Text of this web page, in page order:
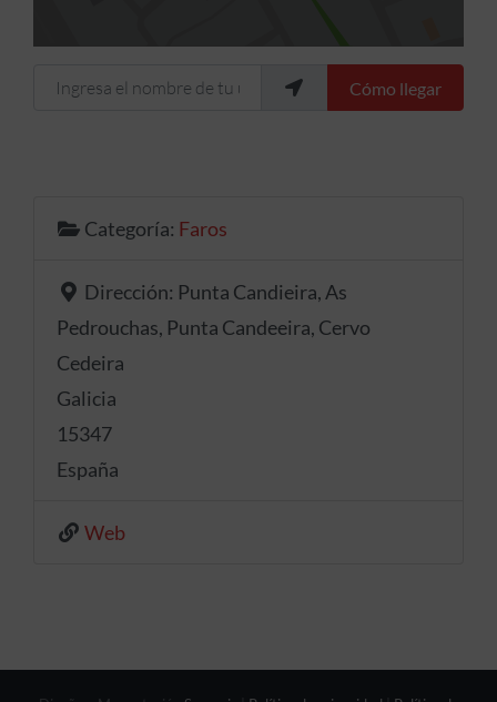
Ingresa el nombre de tu ubicación Cómo llegar
Categoría: Faros
Dirección: Punta Candieira, As
Pedrouchas, Punta Candeeira, Cervo
Cedeira
Galicia
15347
España
Web